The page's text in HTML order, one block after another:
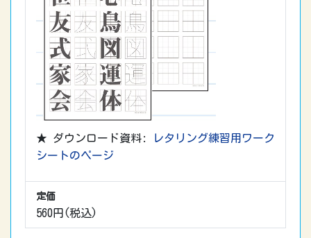
★ ダウンロード資料:
レタリング練習用ワーク
シートのページ
定価
560円(税込)